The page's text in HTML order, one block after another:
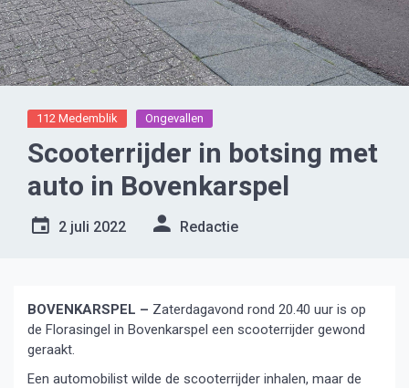
112 Medemblik Ongevallen
Scooterrijder in botsing met
auto in Bovenkarspel
2 juli 2022 Redactie
BOVENKARSPEL – Zaterdagavond rond 20.40 uur is op
de Florasingel in Bovenkarspel een scooterrijder gewond
geraakt.
Een automobilist wilde de scooterrijder inhalen, maar de